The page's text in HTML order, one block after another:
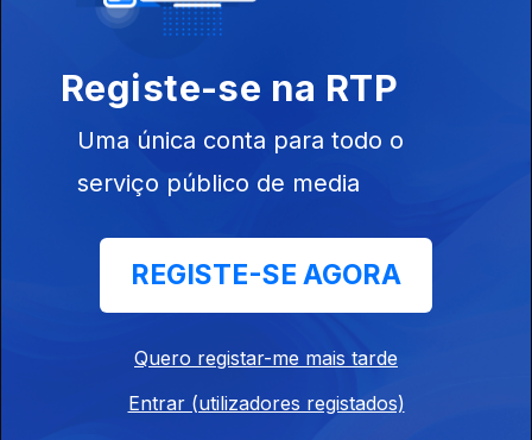
Ep. 4
Registe-se na RTP
Uma única conta para todo o
serviço público de media
REGISTE-SE AGORA
Quero registar-me mais tarde
Entrar (utilizadores registados)